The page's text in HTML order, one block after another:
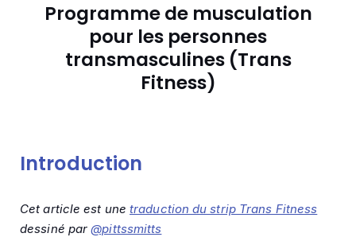
Programme de musculation
pour les personnes
transmasculines (Trans
Fitness)
Introduction
Cet article est une traduction du strip Trans Fitness
dessiné par@pittssmitts